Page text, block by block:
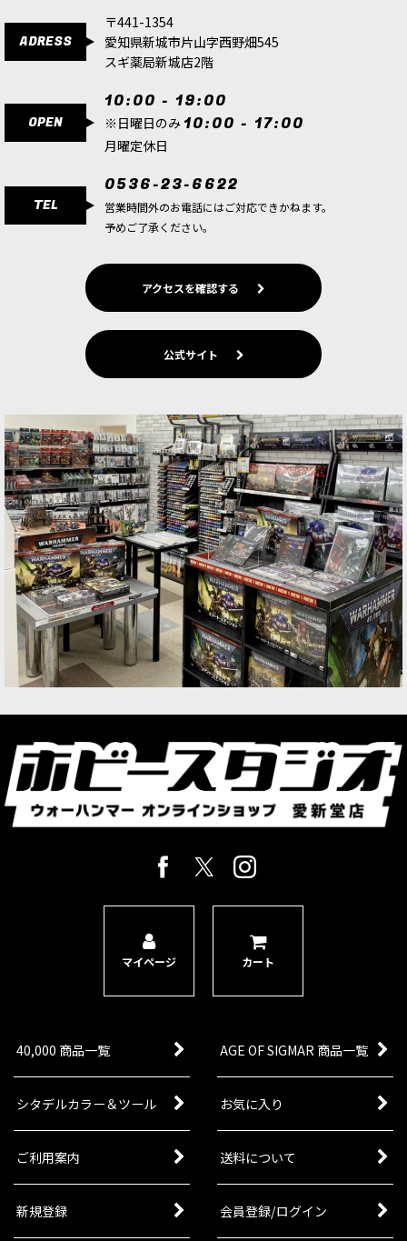
ADRESS
〒441-1354
愛知県新城市片山字西野畑545
スギ薬局新城店2階
OPEN
10:00 - 19:00
※日曜日のみ 10:00 - 17:00
月曜定休日
TEL
0536-23-6622
営業時間外のお電話にはご対応できかねます。
予めご了承ください。
アクセスを確認する
公式サイト
マイページ カート
40,000 商品一覧 AGE OF SIGMAR 商品一覧
シタデルカラー＆ツール お気に入り
ご利用案内 送料について
新規登録 会員登録/ログイン